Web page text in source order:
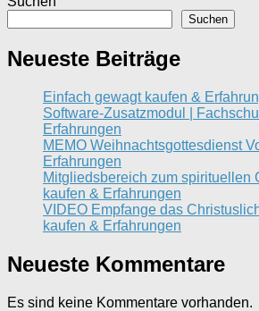
Suchen
Neueste Beiträge
Einfach gewagt kaufen &
Software-Zusatzmodul |
Erfahrungen
MEMO Weihnachtsgottesdienst
Erfahrungen
Mitgliedsbereich zum spirituellen
kaufen & Erfahrungen
VIDEO Empfange das
kaufen & Erfahrungen
Neueste Kommentare
Es sind keine Kommentare vorhanden.